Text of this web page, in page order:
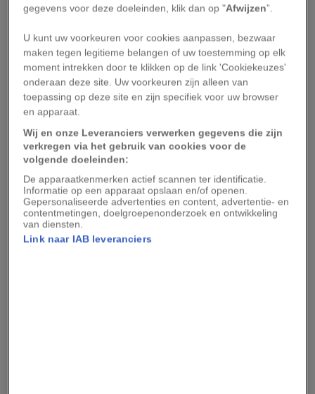
BEKIJK GALERIJ
De herfst-equinox of herfstnachtevening, die de
overgang van zomer naar herfst markeert, vindt
plaats op het moment dat dag en nacht ongeveer
dezelfde lengte hebben. Na de equinox worden
nachten steeds langer dan dagen - een patroon
dat terugkeert op de lente-equinox.
Mensen hebben het astronomische begin van de
herfst eeuwenlang geëerd. De Druïden in
Engeland en de Maya's in Midden-Amerika
gegevens voor deze doeleinden, klik dan op "Afwijzen”.
U kunt uw voorkeuren voor cookies aanpassen, bezwaar
maken tegen legitieme belangen of uw toestemming op elk
moment intrekken door te klikken op de link 'Cookiekeuzes'
onderaan deze site. Uw voorkeuren zijn alleen van
toepassing op deze site en zijn specifiek voor uw browser
en apparaat.
Wij en onze Leveranciers verwerken gegevens die zijn
verkregen via het gebruik van cookies voor de
volgende doeleinden:
De apparaatkenmerken actief scannen ter identificatie.
Informatie op een apparaat opslaan en/of openen.
Gepersonaliseerde advertenties en content, advertentie- en
contentmetingen, doelgroepenonderzoek en ontwikkeling
van diensten.
Link naar IAB leveranciers